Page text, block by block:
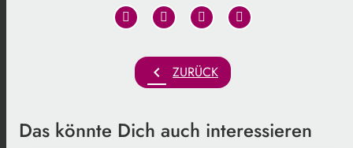
chevron_left ZURÜCK
Das könnte Dich auch interessieren